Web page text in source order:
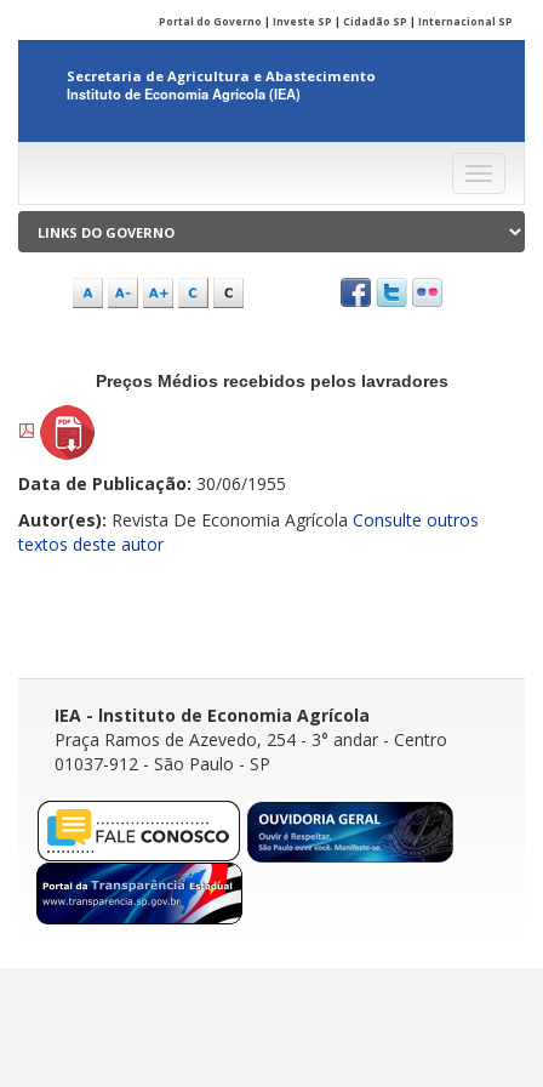
Portal do Governo | Investe SP | Cidadão SP | Internacional SP
Secretaria de Agricultura e Abastecimento
Instituto de Economia Agrícola (IEA)
Menu
Preços Médios recebidos pelos lavradores
Data de Publicação: 30/06/1955
Autor(es): Revista De Economia Agrícola Consulte outros
textos deste autor
IEA - lnstituto de Economia Agrícola
Praça Ramos de Azevedo, 254 - 3° andar - Centro
01037-912 - São Paulo - SP